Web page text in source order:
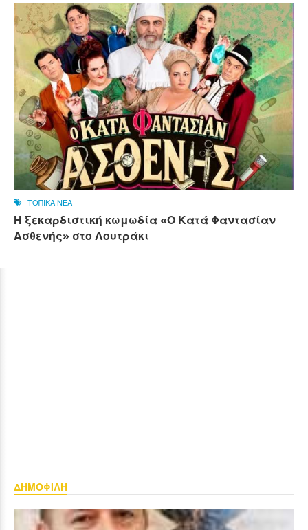
ΤΟΠΙΚΑ ΝΕΑ
Η ξεκαρδιστική κωμωδία «Ο Κατά Φαντασίαν
Ασθενής» στο Λουτράκι
ΔΗΜΟΦΙΛΗ